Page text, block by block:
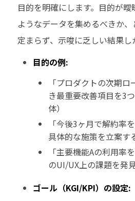
目的を明確にします。目的が
ようなデータを集めるべきか
定まらず、示唆に乏しい結果し
目的の例:
「プロダクトの次期
き最重要改善項目を3
体）
「今後3ヶ月で解約率
具体的な施策を立案す
「主要機能Aの利用率
のUI/UX上の課題を発
ゴール（KGI/KPI）の設定: